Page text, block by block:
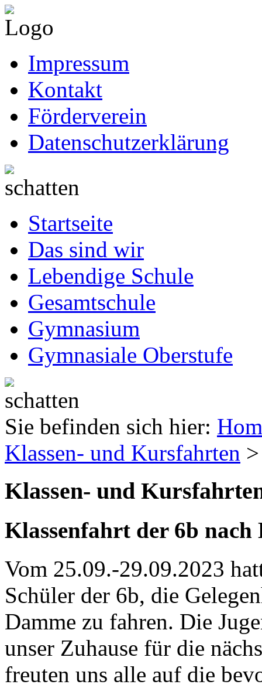
Impressum
Kontakt
Förderverein
Datenschutzerklärung
Startseite
Das sind wir
Lebendige Schule
Gesamtschule
Gymnasium
Gymnasiale Oberstufe
Sie befinden sich hier:
Klassen- und Kursfahrten
Klassen- und
Klassenfahrt der 6b nach
Vom 25.09.-29.09.2023
Schüler der 6b, die
Damme zu fahren. Die
unser Zuhause für die
freuten uns alle auf die